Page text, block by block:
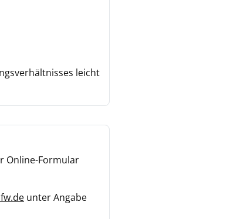
leicht
Online-Formular
unter Angabe